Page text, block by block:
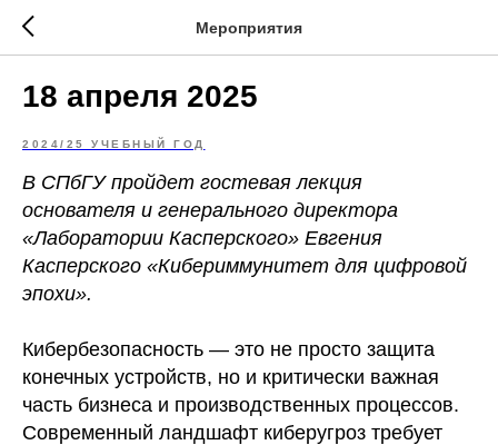
Мероприятия
18 апреля 2025
2024/25 УЧЕБНЫЙ ГОД
В СПбГУ пройдет гостевая лекция
основателя и генерального директора
«Лаборатории Касперского» Евгения
Касперского «Кибериммунитет для цифровой
эпохи».
Кибербезопасность — это не просто защита
конечных устройств, но и критически важная
часть бизнеса и производственных процессов.
Современный ландшафт киберугроз требует